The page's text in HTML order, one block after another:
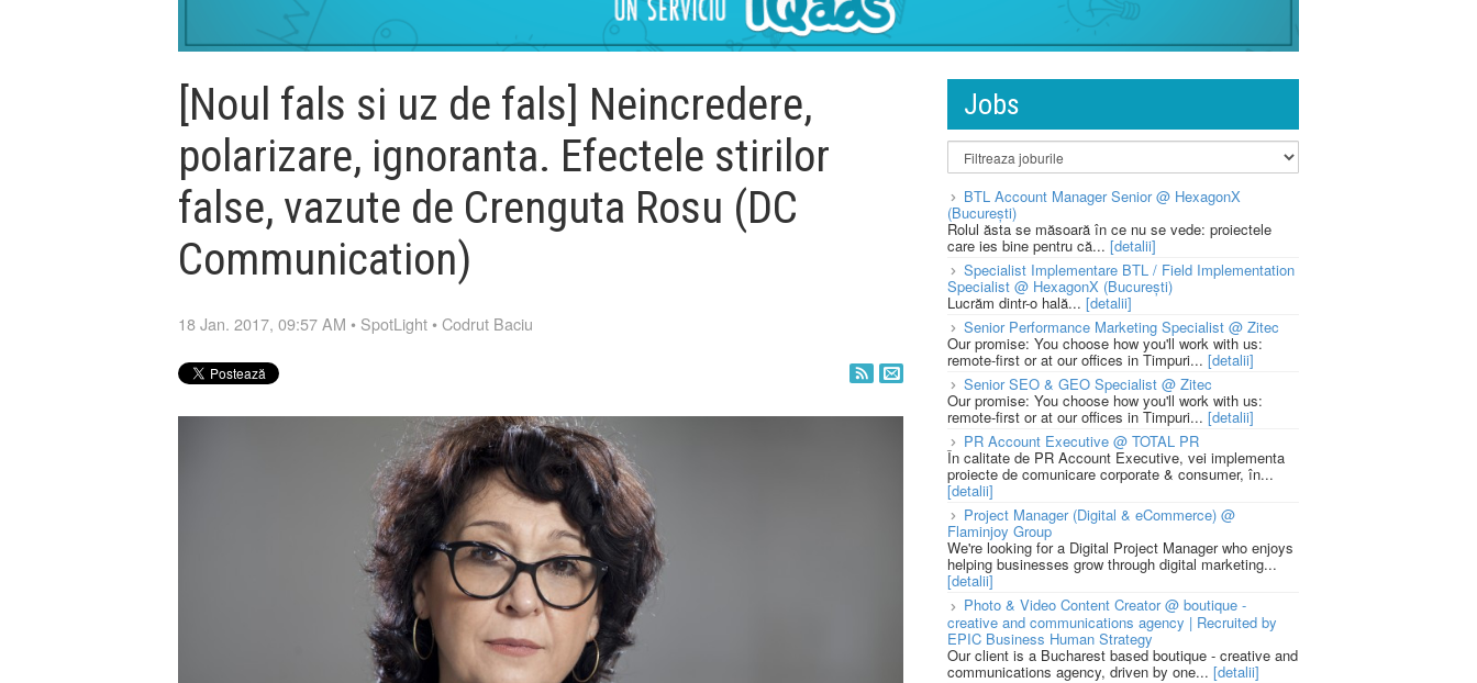
[Noul fals si uz de fals] Neincredere,
polarizare, ignoranta. Efectele stirilor
false, vazute de Crenguta Rosu (DC
Communication)
18 Jan. 2017, 09:57 AM • SpotLight •Codrut Baciu
Jobs
BTL Account Manager Senior @ HexagonX
(București)
Rolul ăsta se măsoară în ce nu se vede: proiectele
care ies bine pentru că... [detalii]
Specialist Implementare BTL / Field Implementation
Specialist @ HexagonX (București)
Lucrăm dintr-o hală... [detalii]
Senior Performance Marketing Specialist @ Zitec
Our promise: You choose how you'll work with us:
remote-first or at our offices in Timpuri... [detalii]
Senior SEO & GEO Specialist @ Zitec
Our promise: You choose how you'll work with us:
remote-first or at our offices in Timpuri... [detalii]
PR Account Executive @ TOTAL PR
În calitate de PR Account Executive, vei implementa
proiecte de comunicare corporate & consumer, în...
[detalii]
Project Manager (Digital & eCommerce) @
Flaminjoy Group
We're looking for a Digital Project Manager who enjoys
helping businesses grow through digital marketing...
[detalii]
Photo & Video Content Creator @ boutique -
creative and communications agency | Recruited by
EPIC Business Human Strategy
Our client is a Bucharest based boutique - creative and
communications agency, driven by one... [detalii]